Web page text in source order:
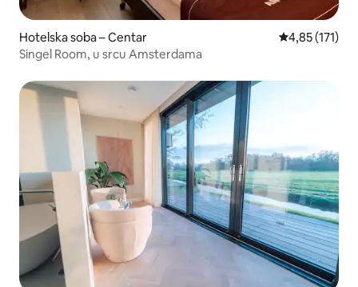
Hotelska soba – Centar Prosječna
4,85 (171)
Singel Room, u srcu Amsterdama